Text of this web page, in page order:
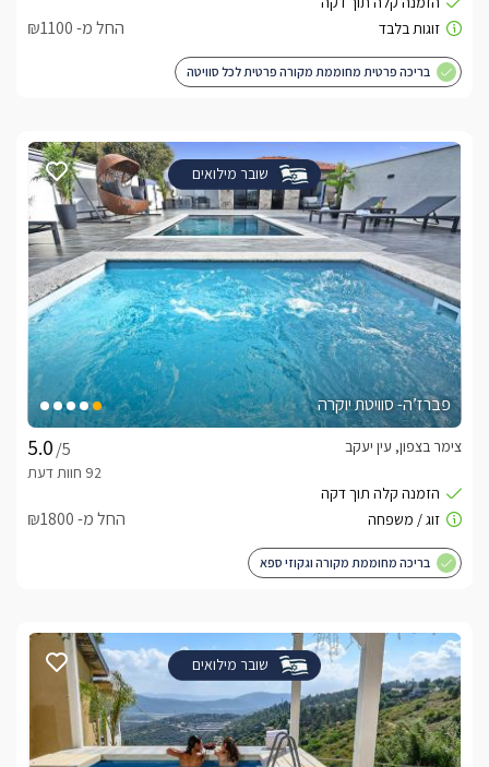
החל מ- ₪1100
בריכה פרטית מחוממת מקורה פרטית לכל סוויטה
שובר מילואים
פברז’ה- סוויטת יוקרה
/5
צימר בצפון, עין יעקב
החל מ- ₪1800
בריכה מחוממת מקורה וגקוזי ספא
שובר מילואים